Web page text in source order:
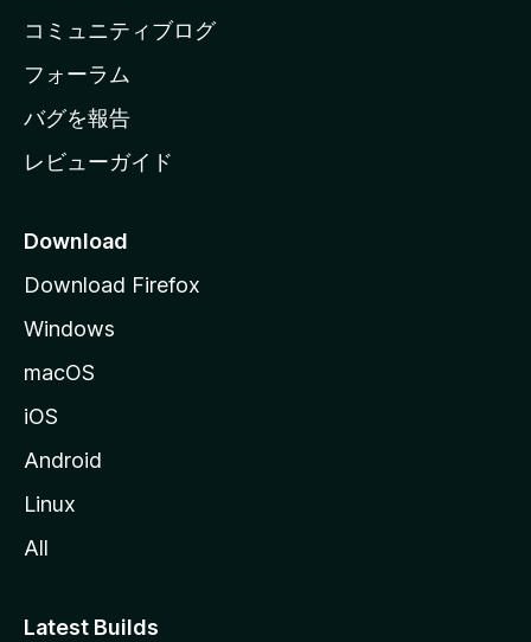
ー
ジ
へ
コミュニティブログ
フォーラム
バグを報告
レビューガイド
Download
Download Firefox
Windows
macOS
iOS
Android
Linux
All
Latest Builds